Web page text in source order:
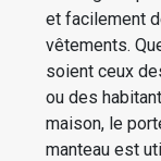
et facilement
vêtements.
soient ceux
ou des
maison, le
manteau est